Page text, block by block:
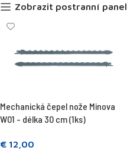
Zobrazit postranní panel
Mechanická čepel nože Minova
W01 - délka 30 cm (1ks)
€ 12,00